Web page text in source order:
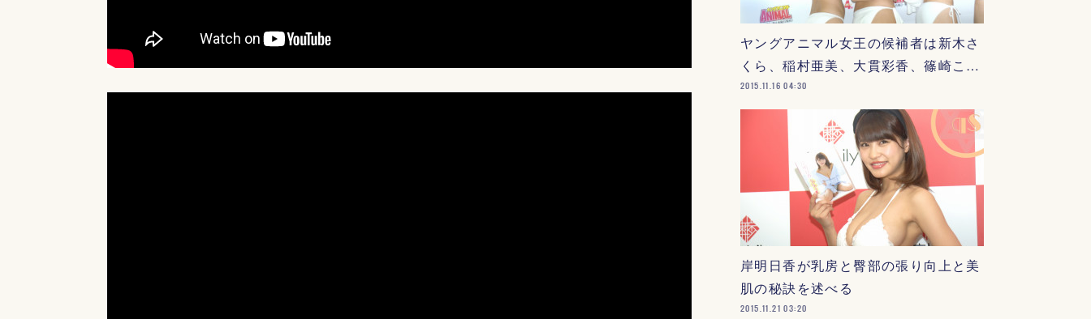
ヤングアニマル女王の候補者は新木さ
くら、稲村亜美、大貫彩香、篠崎こ…
2015.11.16 04:30
岸明日香が乳房と臀部の張り向上と美
肌の秘訣を述べる
2015.11.21 03:20